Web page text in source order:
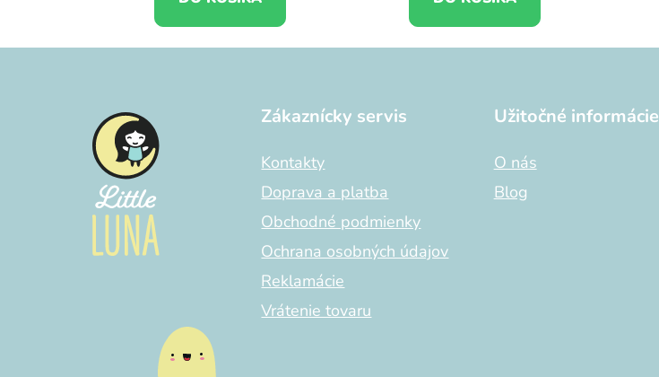
Zákaznícky servis
Kontakty
Doprava a platba
Obchodné podmienky
Ochrana osobných údajov
Reklamácie
Vrátenie tovaru
Užitočné informácie
O nás
Blog